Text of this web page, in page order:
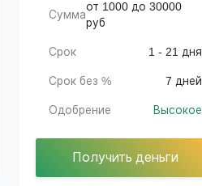
Сумма
от 1000 до 30000
руб
Срок 1 - 21 дня
Срок без % 7 дней
Одобрение Высокое
Получить деньги